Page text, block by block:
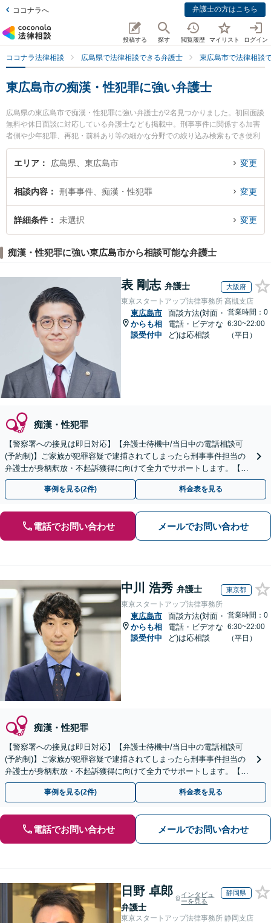
ココナラへ 弁護士の方はこちら
投稿する 探す 閲覧履歴 マイリスト ログイン
ココナラ法律相談 広島県で法律相談できる弁護士 東広島市で法律相談
東広島市の痴漢・性犯罪に強い弁護士
広島県の東広島市で痴漢・性犯罪に強い弁護士が2名見つかりました。初回面談
無料や休日面談に対応している弁護士なども掲載中。刑事事件に関係する加害
者側や少年犯罪、再犯・前科あり等の細かな分野での絞り込み検索もでき便利
です。特に弁護士法人山下江法律事務所 東広島支部の小林 幹大弁護士や西条中
央法律事務所の許 泰朗弁護士のプロフィール情報や弁護士費用、強みなどが注
近くの弁護士を検索したい』『初回相談無料で痴漢・性犯罪を法律相談できる
東広島市内の弁護士に相談予約したい』などでお困りの相談者さんにおすすめ
です。
エリア 広島県、東広島市 変更
相談内容 刑事事件、痴漢・性犯罪 変更
詳細条件 未選択 変更
痴漢・性犯罪に強い東広島市から相談可能な弁護士
表 剛志 弁護士 大阪府
東京スタートアップ法律事務所 高槻支店
東広島市
からも相
談受付中
面談方法(対面・
電話・ビデオな
ど)は応相談
営業時間：0
6:30~22:00
（平日）
痴漢・性犯罪
【警察署への接見は即日対応】【弁護士待機中/当日中の電話相談可
(予約制)】ご家族が犯罪容疑で逮捕されてしまったら刑事事件担当の
弁護士が身柄釈放・不起訴獲得に向けて全力でサポートします。【毎
月100名以上の相談実績】【全国対応】
事例を見る(2件) 料金表を見る
電話でお問い合わせ メールでお問い合わせ
中川 浩秀 弁護士 東京都
東京スタートアップ法律事務所
東広島市
からも相
談受付中
面談方法(対面・
電話・ビデオな
ど)は応相談
営業時間：0
6:30~22:00
（平日）
痴漢・性犯罪
【警察署への接見は即日対応】【弁護士待機中/当日中の電話相談可
(予約制)】ご家族が犯罪容疑で逮捕されてしまったら刑事事件担当の
弁護士が身柄釈放・不起訴獲得に向けて全力でサポートします。【毎
月100名以上の相談実績】【全国対応】
事例を見る(2件) 料金表を見る
電話でお問い合わせ メールでお問い合わせ
日野 卓郎
弁護士
インタビュ
ーを見る
静岡県
東京スタートアップ法律事務所 静岡支店